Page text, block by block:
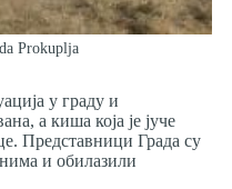
Prokuplja
у граду и
а киша која је јуче
Представници Града су
и обилазили